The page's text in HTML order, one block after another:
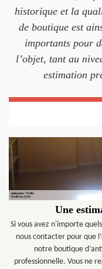
historique et la
de boutique est
importants pour
l’objet, tant au
estimation
Une
Si vous avez n'importe
nous contacter pour que
notre boutique
professionnelle. Vous ne